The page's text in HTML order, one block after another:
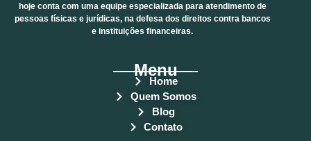
hoje conta com uma equipe especializada para atendimento de
pessoas físicas e jurídicas, na defesa dos direitos contra bancos
e instituições financeiras.
Menu
Home
Quem Somos
Blog
Contato